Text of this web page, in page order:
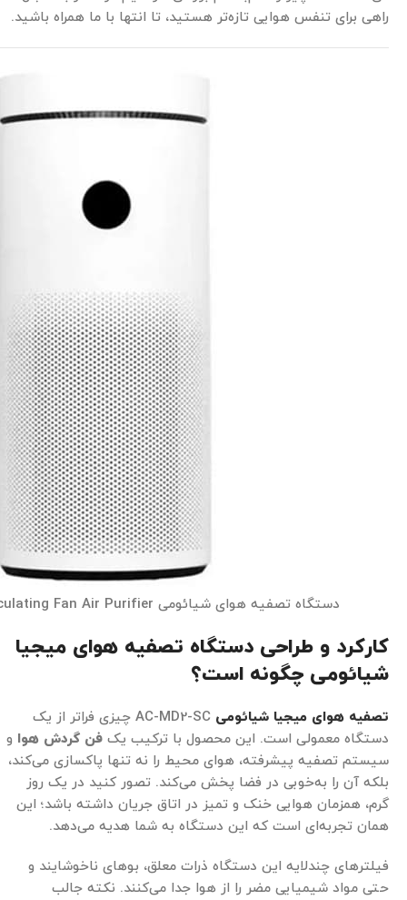
راهی برای تنفس هوایی تازه‌تر هستید، تا انتها با ما همراه باشید.
دستگاه تصفیه هوای شیائومی Xiaomi Smart Circulating Fan Air Purifier
کارکرد و طراحی دستگاه تصفیه هوای میجیا
شیائومی چگونه است؟
تصفیه هوای میجیا شیائومی
AC-MD2-SC چیزی فراتر از یک
دستگاه معمولی است. این محصول با ترکیب یک فن گردش هوا و
سیستم تصفیه پیشرفته، هوای محیط را نه تنها پاکسازی می‌کند،
بلکه آن را به‌خوبی در فضا پخش می‌کند. تصور کنید در یک روز
گرم، همزمان هوایی خنک و تمیز در اتاق جریان داشته باشد؛ این
همان تجربه‌ای است که این دستگاه به شما هدیه می‌دهد.
فیلترهای چندلایه این دستگاه ذرات معلق، بوهای ناخوشایند و
حتی مواد شیمیایی مضر را از هوا جدا می‌کنند. نکته جالب